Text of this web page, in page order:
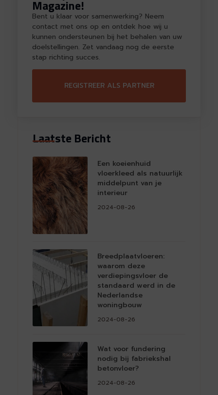
Laatste Bericht
Een koeienhuid
vloerkleed als natuurlijk
middelpunt van je
interieur
2024-08-26
Breedplaatvloeren:
waarom deze
verdiepingsvloer de
standaard werd in de
Nederlandse
woningbouw
2024-08-26
Wat voor fundering
nodig bij fabriekshal
betonvloer?
2024-08-26
Magazine!
Bent u klaar voor samenwerking? Neem
contact met ons op en ontdek hoe wij u
kunnen ondersteunen bij het behalen van uw
doelstellingen. Zet vandaag nog de eerste
stap richting succes.
REGISTREER ALS PARTNER